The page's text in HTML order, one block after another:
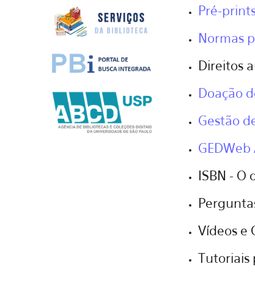
Pré-
Normas
Direitos
Doação
Gestão
GEDWeb
ISBN - O
Vídeos e
Tutoriais